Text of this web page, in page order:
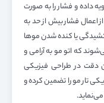
داده و فشار را به صورت
فشار بیش از حد به
یا کنده شدن موها
که اتو مو به آرامی و
دقت در طراحی فیزیکی
تار مو را تضمین کرده و